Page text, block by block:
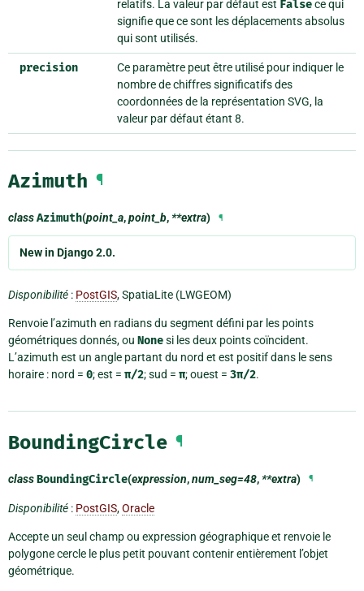
relatifs. La valeur par défaut est Falsece qui
signifie que ce sont les déplacements absolus
qui sont utilisés.
precision
Ce paramètre peut être utilisé pour indiquer le
nombre de chiffres significatifs des
coordonnées de la représentation SVG, la
valeur par défaut étant 8.
Azimuth ¶
classAzimuth(point_a,point_b,**extra) ¶
New in Django 2.0.
Disponibilité : PostGIS, SpatiaLite (LWGEOM)
Renvoie l’azimuth en radians du segment défini par les points
géométriques donnés, ou Nonesi les deux points coïncident.
L’azimuth est un angle partant du nord et est positif dans le sens
horaire : nord = 0; est = π/2; sud = π; ouest = 3π/2.
BoundingCircle ¶
classBoundingCircle(expression,num_seg=48,**extra) ¶
Disponibilité : PostGIS,Oracle
Accepte un seul champ ou expression géographique et renvoie le
polygone cercle le plus petit pouvant contenir entièrement l’objet
géométrique.